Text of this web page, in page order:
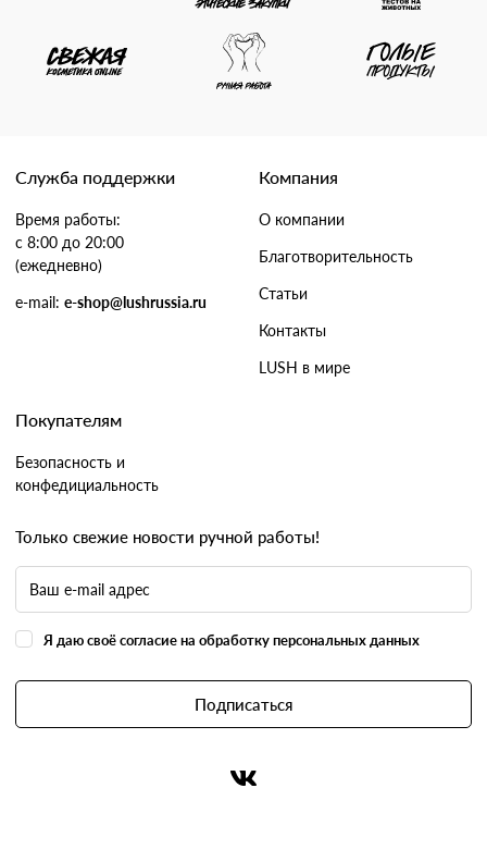
Служба поддержки
Время работы:
с 8:00 до 20:00
(ежедневно)
e-mail: e-shop@lushrussia.ru
Компания
О компании
Благотворительность
Статьи
Контакты
LUSH в мире
Покупателям
Безопасность и
конфедициальность
Только свежие новости ручной работы!
Я даю своё согласие на обработку персональных данных
Подписаться